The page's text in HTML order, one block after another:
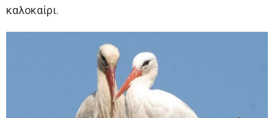
καλοκαίρι.